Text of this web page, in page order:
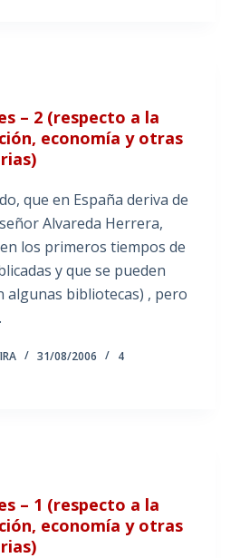
– 2 (respecto a la
economía y otras
que en España deriva de
Alvareda Herrera,
los primeros tiempos de
y que se pueden
algunas bibliotecas) , pero
31/08/2006
4
– 1 (respecto a la
economía y otras